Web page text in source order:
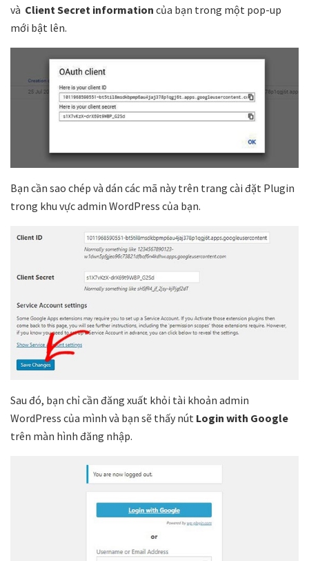
và Client Secret information của bạn trong một pop-up
mới bật lên.
Bạn cần sao chép và dán các mã này trên trang cài đặt Plugin
trong khu vực admin WordPress của bạn.
Sau đó, bạn chỉ cần đăng xuất khỏi tài khoản admin
WordPress của mình và bạn sẽ thấy nút Login with Google
trên màn hình đăng nhập.